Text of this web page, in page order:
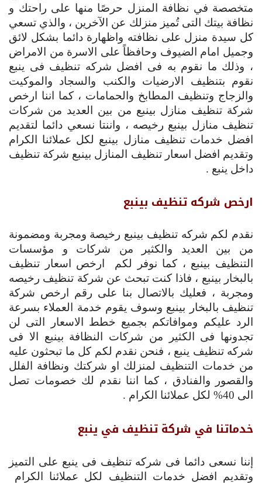
متخصصة في نظافة المنزل حرصًا منها على راحتك و
نظافة بيتك التى تُميز منزلك عن الآخرين ، والذي تسعي
كل سيدة منزل على نظافته واظهارة دائما بشكل لائق
وجميل امام الضيوف وحافظاً على الاسرة من الامراض
، وذلك ما نقوم به فى افضل شركه تنظيف فى ينبع
نقوم بتنظيف الارضيات والكنب والسجاد والموكيت
والزجاج وتنظيف المطابخ والحمامات ، كما اننا ارخص
شركة تنظيف منازل بينبع من بين العديد من شركات
تنظيف منازل بينبع رخيصه ، واننتا نسعي دائما لتقديم
افضل خدمات تنظيف منازل بينبع لكل عملائنا الكرام
وتقديم افضل اسعار تنظيف المنازل بينبع شركة تنظيف
داخل ينبع .
ارخص شركه تنظيف بينبع
نقدم لكم شركه تنظيف بينبع رخيصة ومجربة ومضمونة
من بين العديد والكثير من شركات و مؤسسات
التنظيف بينبع ، كما نوفر لكم ارخص اسعار تنظيف
بالبخار بينبع ، فاذا كنت تبحث عن شركة تنظيف رخيصه
ومجربة ، فعليك بالاتصال بنا على رقم ارخص شركة
تنظيف بالبخار بينبع وسوف يقوم خدمة العملاء بسرعة
الرد عليكم وموافاتكم بجميع خطط الاسعار التى لن
تجدونها فى الكثير من شركات النظافة بينبع الا فى
شركه تنظيف ينبع ، فنحن نقدم لكم كل ما تبحثون عليه
من خدمات التنظيف لمنزلك او شركتك ونظافة الفلل
والقصور والفنادق ، كما اننا نقدم لك خصومات تصل
الى 40% لكل عملائنا الكرام .
خدماتنا في شركة تنظيف في ينبع
إننا نسعى دائما فى شركه تنظيف فى ينبع على التميز
وتقديم افضل خدمات التنظيف لكل عملائنا الكرام